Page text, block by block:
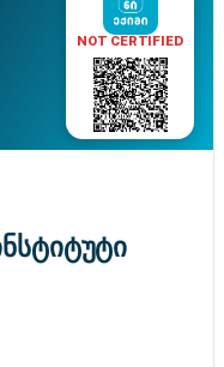
NOT CERTIFIED